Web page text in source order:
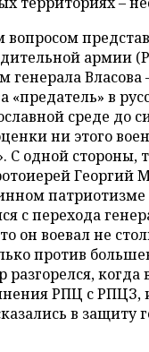
армии
генерала Власова
«предатель» в
среде до
ни этого
С одной стороны,
Георгий
патриотизме
с перехода
он воевал не
против
разгорелся, когда
РПЦ с РПЦЗ,
в защиту